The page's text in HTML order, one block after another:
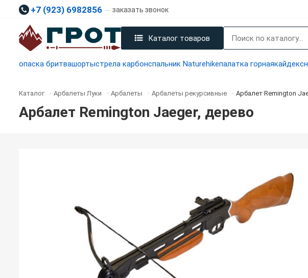
+7 (923) 6982856 заказать звонок
Каталог товаров
опаска бритвашортыстрела карбонспальник Naturehikeпалатка горнаякайдекс
Каталог - Арбалеты Луки - Арбалеты - Арбалеты рекурсивные - Арбалет Remington
Арбалет Remington Jaeger, дерево